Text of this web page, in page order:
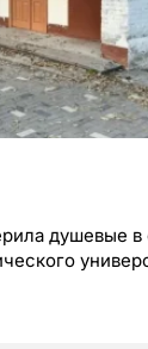
душевые